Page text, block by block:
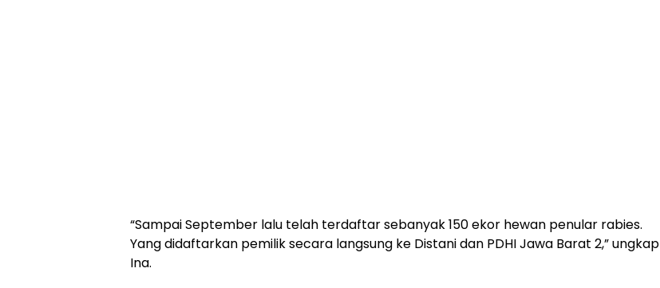
“Sampai September lalu telah terdaftar sebanyak 150 ekor hewan penular rabies.
Yang didaftarkan pemilik secara langsung ke Distani dan PDHI Jawa Barat 2,” ungkap
Ina.